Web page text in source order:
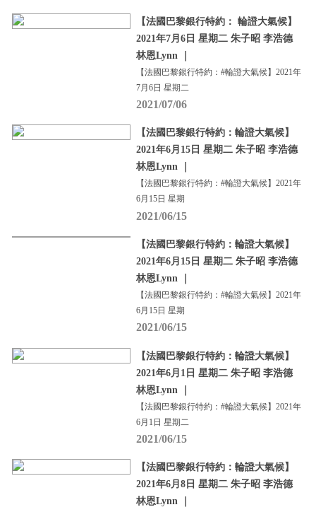
【法國巴黎銀行特約： 輪證大氣候】
2021年7月6日 星期二 朱子昭 李浩德
林恩Lynn ｜
【法國巴黎銀行特約：#輪證大氣候】2021年
7月6日 星期二
2021/07/06
【法國巴黎銀行特約：輪證大氣候】
2021年6月15日 星期二 朱子昭 李浩德
林恩Lynn ｜
【法國巴黎銀行特約：#輪證大氣候】2021年
6月15日 星期
2021/06/15
【法國巴黎銀行特約：輪證大氣候】
2021年6月15日 星期二 朱子昭 李浩德
林恩Lynn ｜
【法國巴黎銀行特約：#輪證大氣候】2021年
6月15日 星期
2021/06/15
【法國巴黎銀行特約：輪證大氣候】
2021年6月1日 星期二 朱子昭 李浩德
林恩Lynn ｜
【法國巴黎銀行特約：#輪證大氣候】2021年
6月1日 星期二
2021/06/15
【法國巴黎銀行特約：輪證大氣候】
2021年6月8日 星期二 朱子昭 李浩德
林恩Lynn ｜